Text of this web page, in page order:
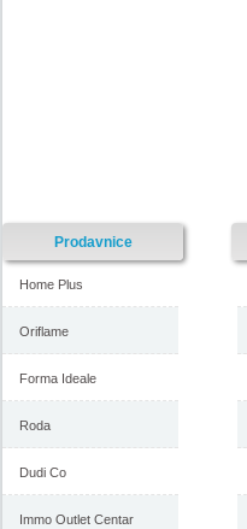
Prodavnice
Home Plus
Oriflame
Forma Ideale
Roda
Dudi Co
Immo Outlet Centar